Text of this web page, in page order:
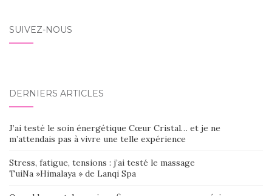
SUIVEZ-NOUS
DERNIERS ARTICLES
J’ai testé le soin énergétique Cœur Cristal… et je ne
m’attendais pas à vivre une telle expérience
Stress, fatigue, tensions : j’ai testé le massage
TuiNa »Himalaya » de Lanqi Spa